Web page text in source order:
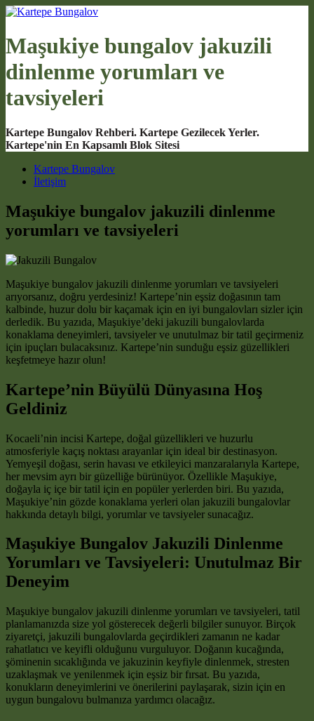
Maşukiye bungalov jakuzili
dinlenme yorumları ve
tavsiyeleri
Kartepe Bungalov Rehberi. Kartepe Gezilecek Yerler.
Kartepe'nin En Kapsamlı Blok Sitesi
Main Navigation
Kartepe Bungalov
İletişim
Maşukiye bungalov jakuzili dinlenme
yorumları ve tavsiyeleri
Maşukiye bungalov jakuzili dinlenme yorumları ve tavsiyeleri
arıyorsanız, doğru yerdesiniz! Kartepe’nin eşsiz doğasının tam
kalbinde, huzur dolu bir kaçamak için en iyi bungalovları sizler için
derledik. Bu yazıda, Maşukiye’deki jakuzili bungalovlarda
konaklama deneyimleri, tavsiyeler ve unutulmaz bir tatil geçirmeniz
için ipuçları bulacaksınız. Kartepe’nin sunduğu eşsiz güzellikleri
keşfetmeye hazır olun!
Kartepe’nin Büyülü Dünyasına Hoş
Geldiniz
Kocaeli’nin incisi Kartepe, doğal güzellikleri ve huzurlu
atmosferiyle kaçış noktası arayanlar için ideal bir destinasyon.
Yemyeşil doğası, serin havası ve etkileyici manzaralarıyla Kartepe,
her mevsim ayrı bir güzelliğe bürünüyor. Özellikle Maşukiye,
doğayla iç içe bir tatil için en popüler yerlerden biri. Bu yazıda,
Maşukiye’nin gözde konaklama yerleri olan jakuzili bungalovlar
hakkında detaylı bilgi, yorumlar ve tavsiyeler sunacağız.
Maşukiye Bungalov Jakuzili Dinlenme
Yorumları ve Tavsiyeleri: Unutulmaz Bir
Deneyim
Maşukiye bungalov jakuzili dinlenme yorumları ve tavsiyeleri, tatil
planlamanızda size yol gösterecek değerli bilgiler sunuyor. Birçok
ziyaretçi, jakuzili bungalovlarda geçirdikleri zamanın ne kadar
rahatlatıcı ve keyifli olduğunu vurguluyor. Doğanın kucağında,
şöminenin sıcaklığında ve jakuzinin keyfiyle dinlenmek, stresten
uzaklaşmak ve yenilenmek için eşsiz bir fırsat. Bu yazıda,
konukların deneyimlerini ve önerilerini paylaşarak, sizin için en
uygun bungalovu bulmanıza yardımcı olacağız.